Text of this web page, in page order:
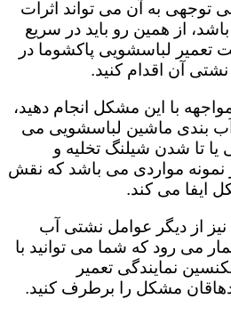
توجهی به آن می تواند اثرات
از همین رو باید در سریع
لباسشویی پاکشوما در
آن اقدام کنید.
با این مشکل انجام دهید،
بندی ماشین لباسشویی می
یا تا شدن شیلنگ تخلیه و
نمونه مواردی می باشد که نقش
ایفا می کند‌‌.
از دیگر عوامل نشتی آب
می رود که شما می توانید با
نمایندگی تعمیر
مشکل را برطرف کنید.